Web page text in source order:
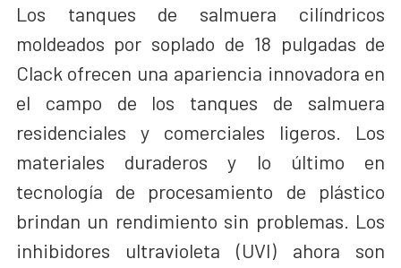
Los tanques de salmuera cilíndricos
moldeados por soplado de 18 pulgadas de
Clack ofrecen una apariencia innovadora en
el campo de los tanques de salmuera
residenciales y comerciales ligeros. Los
materiales duraderos y lo último en
tecnología de procesamiento de plástico
brindan un rendimiento sin problemas. Los
inhibidores ultravioleta (UVI) ahora son